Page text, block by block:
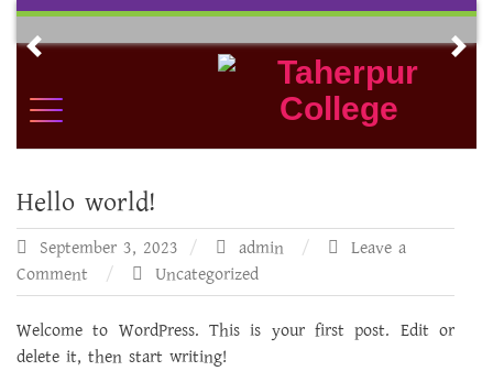
Skip
contentPrevious
Hello world!
September 3, 2023 admin
Leave a
Comment
on
Hello
world!
Uncategorized
Welcome to WordPress. This is your first post. Edit or
delete it, then start writing!